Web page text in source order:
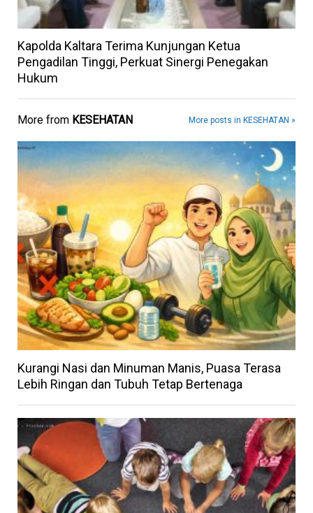
Kapolda Kaltara Terima Kunjungan Ketua
Pengadilan Tinggi, Perkuat Sinergi Penegakan
Hukum
More from KESEHATAN More posts in KESEHATAN »
Kurangi Nasi dan Minuman Manis, Puasa Terasa
Lebih Ringan dan Tubuh Tetap Bertenaga